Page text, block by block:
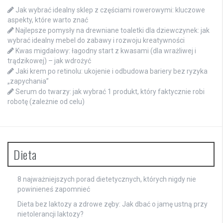
Jak wybrać idealny sklep z częściami rowerowymi: kluczowe
aspekty, które warto znać
Najlepsze pomysły na drewniane toaletki dla dziewczynek: jak
wybrać idealny mebel do zabawy i rozwoju kreatywności
Kwas migdałowy: łagodny start z kwasami (dla wrażliwej i
trądzikowej) – jak wdrożyć
Jaki krem po retinolu: ukojenie i odbudowa bariery bez ryzyka
„zapychania”
Serum do twarzy: jak wybrać 1 produkt, który faktycznie robi
robotę (zależnie od celu)
Dieta
8 najważniejszych porad dietetycznych, których nigdy nie
powinieneś zapomnieć
Dieta bez laktozy a zdrowe zęby: Jak dbać o jamę ustną przy
nietolerancji laktozy?